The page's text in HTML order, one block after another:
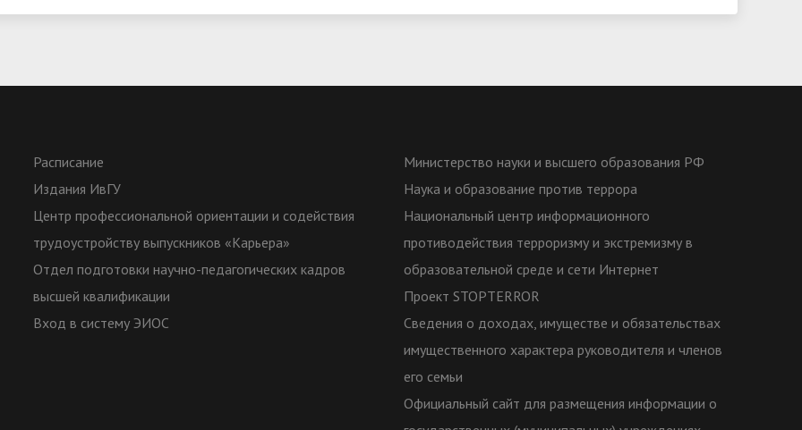
Расписание
Издания ИвГУ
Центр профессиональной ориентации и содействия
трудоустройству выпускников «Карьера»
Отдел подготовки научно-педагогических кадров
высшей квалификации
Вход в систему ЭИОС
Министерство науки и высшего образования РФ
Наука и образование против террора
Национальный центр информационного
противодействия терроризму и экстремизму в
образовательной среде и сети Интернет
Проект STOPTERROR
Сведения о доходах, имуществе и обязательствах
имущественного характера руководителя и членов
его семьи
Официальный сайт для размещения информации о